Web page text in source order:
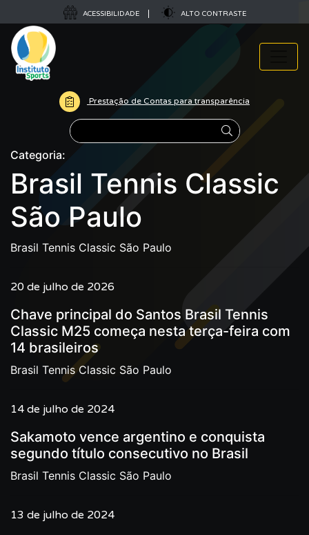
ACESSIBILIDADE ALTO CONTRASTE
Prestação de Contas para transparência
Pesquisar
Categoria:
Brasil Tennis Classic
São Paulo
Brasil Tennis Classic São Paulo
20 de julho de 2026
Chave principal do Santos Brasil Tennis
Classic M25 começa nesta terça-feira com
14 brasileiros
Brasil Tennis Classic São Paulo
14 de julho de 2024
Sakamoto vence argentino e conquista
segundo título consecutivo no Brasil
Brasil Tennis Classic São Paulo
13 de julho de 2024